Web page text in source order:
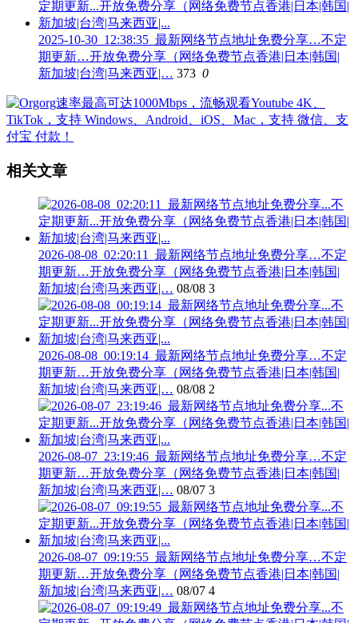
2025-10-30_12:38:35_最新网络节点地址免费分享…不定
期更新…开放免费分享（网络免费节点香港|日本|韩国|
新加坡|台湾|马来西亚|… 373 0
相关文章
2026-08-08_02:20:11_最新网络节点地址免费分享…不定
期更新…开放免费分享（网络免费节点香港|日本|韩国|
新加坡|台湾|马来西亚|… 08/08 3
2026-08-08_00:19:14_最新网络节点地址免费分享…不定
期更新…开放免费分享（网络免费节点香港|日本|韩国|
新加坡|台湾|马来西亚|… 08/08 2
2026-08-07_23:19:46_最新网络节点地址免费分享…不定
期更新…开放免费分享（网络免费节点香港|日本|韩国|
新加坡|台湾|马来西亚|… 08/07 3
2026-08-07_09:19:55_最新网络节点地址免费分享…不定
期更新…开放免费分享（网络免费节点香港|日本|韩国|
新加坡|台湾|马来西亚|… 08/07 4